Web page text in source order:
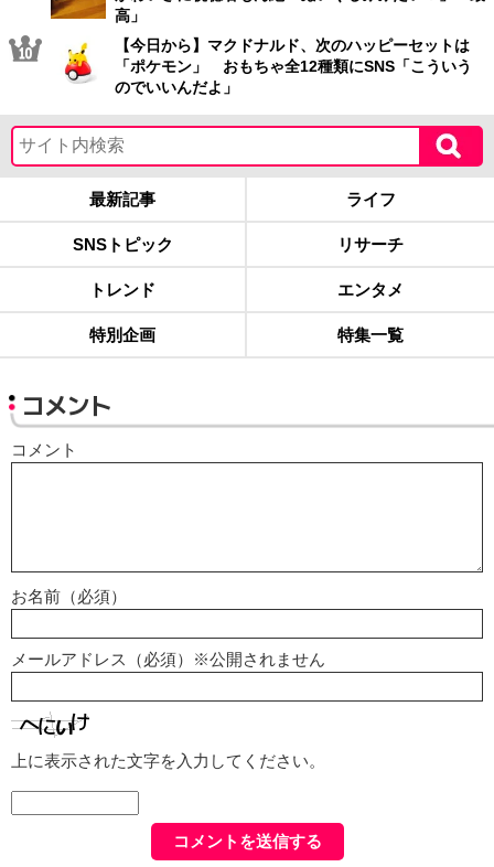
高」
【今日から】マクドナルド、次のハッピーセットは
「ポケモン」 おもちゃ全12種類にSNS「こういう
のでいいんだよ」
最新記事 ライフ
SNSトピック リサーチ
トレンド エンタメ
特別企画 特集一覧
コメント
コメント
お名前（必須）
メールアドレス（必須）※公開されません
上に表示された文字を入力してください。